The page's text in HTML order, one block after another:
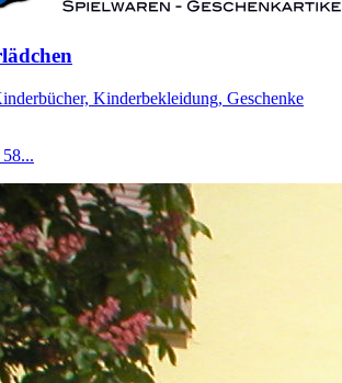
Kinderbekleidung, Geschenke